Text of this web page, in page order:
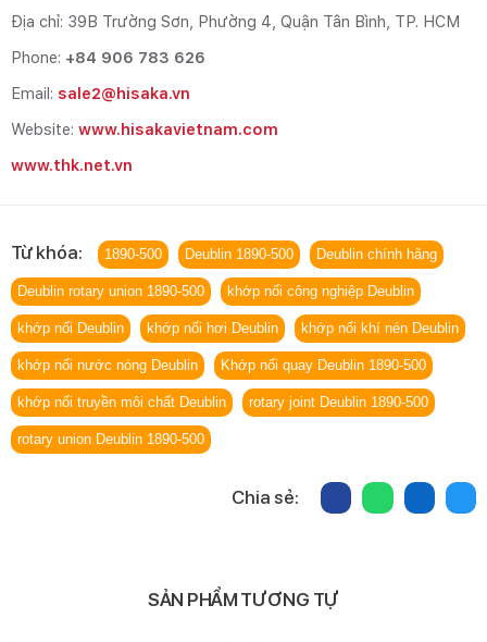
Địa chỉ: 39B Trường Sơn, Phường 4, Quận Tân Bình, TP. HCM
Phone: +84 906 783 626
Email: sale2@hisaka.vn
Website: www.hisakavietnam.com
www.thk.net.vn
Từ khóa: 1890-500 Deublin 1890-500 Deublin chính hãng
Deublin rotary union 1890-500 khớp nối công nghiệp Deublin
khớp nối Deublin khớp nối hơi Deublin khớp nối khí nén Deublin
khớp nối nước nóng Deublin Khớp nối quay Deublin 1890-500
khớp nối truyền môi chất Deublin rotary joint Deublin 1890-500
rotary union Deublin 1890-500
Chia sẻ:
SẢN PHẨM TƯƠNG TỰ